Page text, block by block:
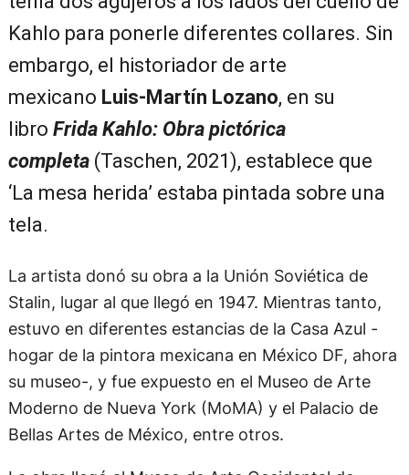
Kahlo para ponerle diferentes collares. Sin
embargo, el historiador de arte
mexicano Luis-Martín Lozano, en su
libro Frida Kahlo: Obra pictórica
completa(Taschen, 2021), establece que
‘La mesa herida’ estaba pintada sobre una
tela.
La artista donó su obra a la Unión Soviética de
Stalin, lugar al que llegó en 1947. Mientras tanto,
estuvo en diferentes estancias de la Casa Azul -
hogar de la pintora mexicana en México DF, ahora
su museo-, y fue expuesto en el Museo de Arte
Moderno de Nueva York (MoMA) y el Palacio de
Bellas Artes de México, entre otros.